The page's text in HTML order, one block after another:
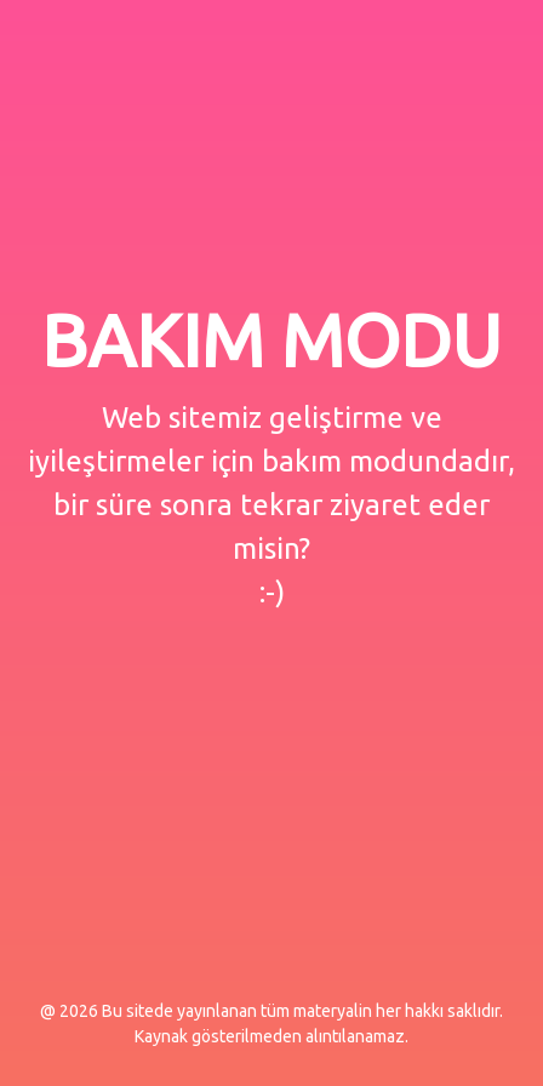
BAKIM MODU
Web sitemiz geliştirme ve
iyileştirmeler için bakım modundadır,
bir süre sonra tekrar ziyaret eder
misin?
:-)
@ 2026 Bu sitede yayınlanan tüm materyalin her hakkı saklıdır.
Kaynak gösterilmeden alıntılanamaz.